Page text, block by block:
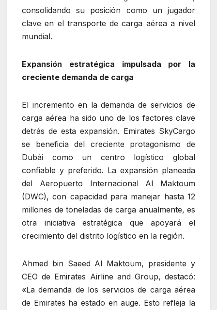
consolidando su posición como un jugador
clave en el transporte de carga aérea a nivel
mundial.
Expansión estratégica impulsada por la
creciente demanda de carga
El incremento en la demanda de servicios de
carga aérea ha sido uno de los factores clave
detrás de esta expansión. Emirates SkyCargo
se beneficia del creciente protagonismo de
Dubái como un centro logístico global
confiable y preferido. La expansión planeada
del Aeropuerto Internacional Al Maktoum
(DWC), con capacidad para manejar hasta 12
millones de toneladas de carga anualmente, es
otra iniciativa estratégica que apoyará el
crecimiento del distrito logístico en la región.
Ahmed bin Saeed Al Maktoum, presidente y
CEO de Emirates Airline and Group, destacó:
«La demanda de los servicios de carga aérea
de Emirates ha estado en auge. Esto refleja la